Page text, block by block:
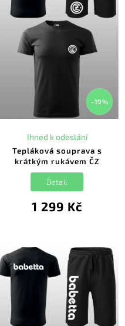
–19 %
Tepláková souprava s
krátkým rukávem ČZ
Ihned k odeslání
1 299 Kč
Detail